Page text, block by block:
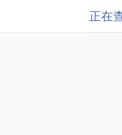
正在